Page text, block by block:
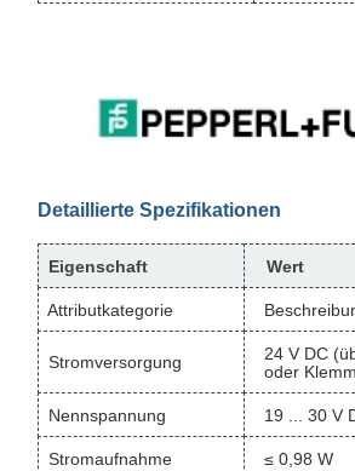
Detaillierte Spezifikationen
Eigenschaft Wert
Attributkategorie
Stromversorgung
24 V DC
oder
Nennspannung 19 ... 30 V
Stromaufnahme ≤ 0,98 W